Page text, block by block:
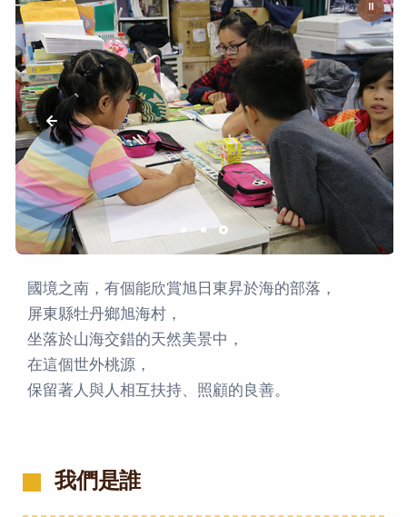
⏸
國境之南，有個能欣賞旭日東昇於海的部落，
屏東縣牡丹鄉旭海村，
坐落於山海交錯的天然美景中，
在這個世外桃源，
保留著人與人相互扶持、照顧的良善。
我們是誰